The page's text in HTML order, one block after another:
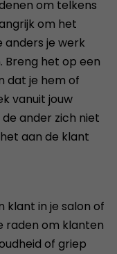
om telkens
om het
je werk
Breng het op een
dat je hem of
vanuit jouw
ander zich niet
aan de klant
klant in je salon of
raden om klanten
of griep